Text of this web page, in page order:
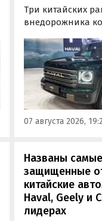
Три китайских
внедорожника
«Автотор». Речь
Tank 400 и Tank
успешно прошли
сертификацию
Одобрения типа
транспортного
07 августа 2026,
Названы самые
защищенные
китайские
Haval, Geely и
лидерах